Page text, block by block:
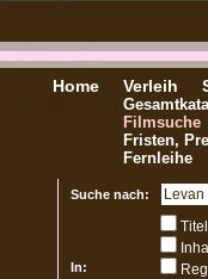
Home Verleih
Filmsuche
Fristen,
Fernleihe
Suche nach:
In:
Titel